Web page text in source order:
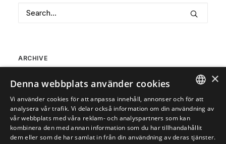
ARCHIVE
Archive
ENGLISH
SVENSKA
×
Denna webbplats använder cookies
Vi använder cookies för att anpassa innehåll, annonser och för att
analysera vår trafik. Vi delar också information om din användning av
vår webbplats med våra reklam- och analyspartners som kan
kombinera den med annan information som du har tillhandahållit
dem eller som de har samlat in från din användning av deras tjänster.